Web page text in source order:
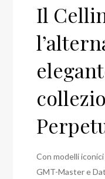
Il
Con modelli
GMT-Master e